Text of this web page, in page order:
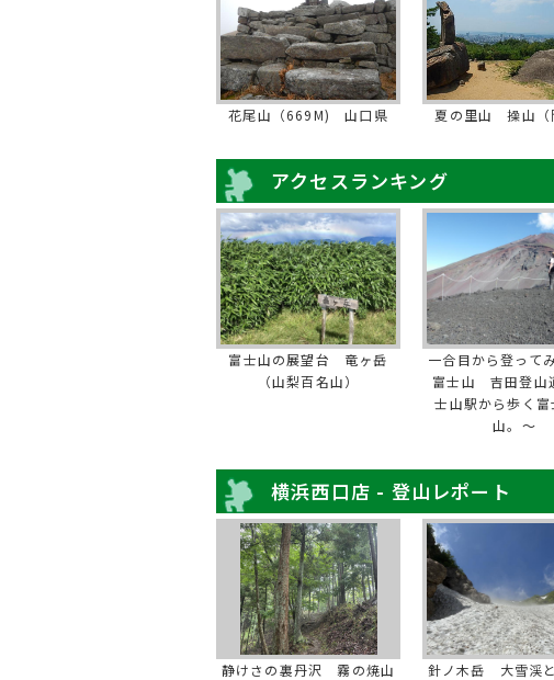
花尾山（669M) 山口県 夏の里山 操山（
アクセスランキング
富士山の展望台 竜ヶ岳
（山梨百名山）
一合目から登って
富士山 吉田登山
士山駅から歩く富
山。～
横浜西口店 - 登山レポート
静けさの裏丹沢 霧の焼山
針ノ木岳 大雪渓